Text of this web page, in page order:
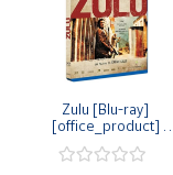
Zulu [Blu-ray]
[office_product]